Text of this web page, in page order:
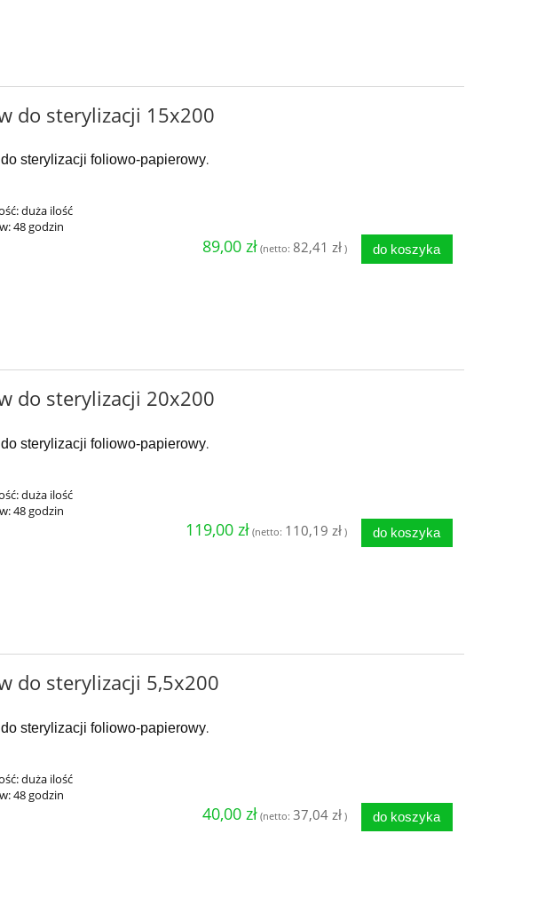
do sterylizacji 15x200
sterylizacji foliowo-papierowy.
duża ilość
48 godzin
89,00 zł (netto: 82,41 zł) do koszyka
do sterylizacji 20x200
sterylizacji foliowo-papierowy.
duża ilość
48 godzin
119,00 zł (netto: 110,19 zł) do koszyka
do sterylizacji 5,5x200
sterylizacji foliowo-papierowy.
duża ilość
48 godzin
40,00 zł (netto: 37,04 zł) do koszyka